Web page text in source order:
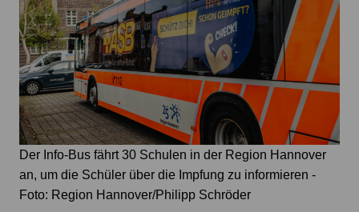
Der Info-Bus fährt 30 Schulen in der Region Hannover
an, um die Schüler über die Impfung zu informieren -
Foto: Region Hannover/Philipp Schröder